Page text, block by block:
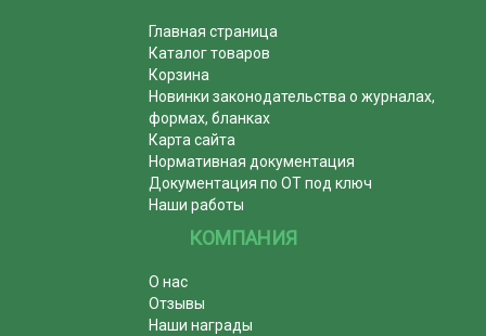
Главная страница
Каталог товаров
Корзина
Новинки законодательства о журналах,
формах, бланках
Карта сайта
Нормативная документация
Документация по ОТ под ключ
Наши работы
КОМПАНИЯ
О нас
Отзывы
Наши награды